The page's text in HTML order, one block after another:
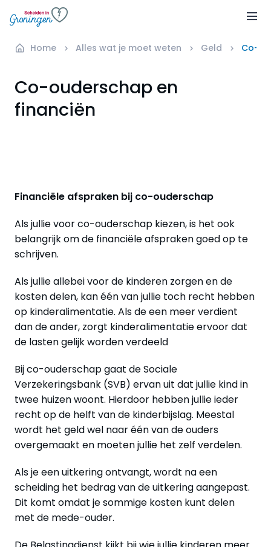
Home Alles wat je moet weten Geld Co-
Co-ouderschap en
financiën
Financiële afspraken bij co-ouderschap
Als jullie voor co-ouderschap kiezen, is het ook
belangrijk om de financiële afspraken goed op te
schrijven.
Als jullie allebei voor de kinderen zorgen en de
kosten delen, kan één van jullie toch recht hebben
op kinderalimentatie. Als de een meer verdient
dan de ander, zorgt kinderalimentatie ervoor dat
de lasten gelijk worden verdeeld
Bij co-ouderschap gaat de Sociale
Verzekeringsbank (SVB) ervan uit dat jullie kind in
twee huizen woont. Hierdoor hebben jullie ieder
recht op de helft van de kinderbijslag. Meestal
wordt het geld wel naar één van de ouders
overgemaakt en moeten jullie het zelf verdelen.
Als je een uitkering ontvangt, wordt na een
scheiding het bedrag van de uitkering aangepast.
Dit komt omdat je sommige kosten kunt delen
met de mede-ouder.